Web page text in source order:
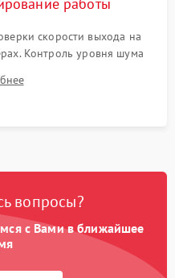
работы
скорости выхода на
Контроль уровня шума
стенок и корректного
оттайки.
вопросы?
с Вами в ближайшее